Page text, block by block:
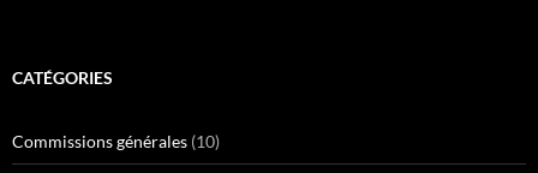
CATÉGORIES
Commissions générales (10)